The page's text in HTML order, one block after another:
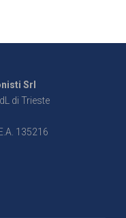
Srl
di Trieste
135216